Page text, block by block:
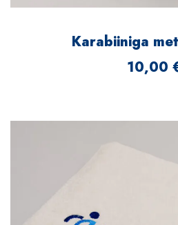
Karabiiniga
10,00